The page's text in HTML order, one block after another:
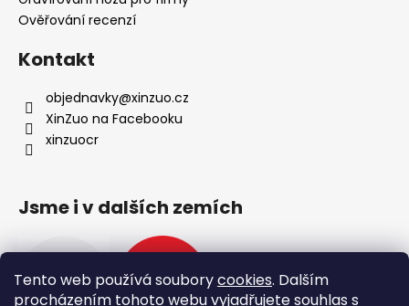
Tento web používá souborycookies. Dalším
procházením tohoto webu vyjadřujete souhlas s
Ověřování recenzí
Kontakt
objednavky@xinzuo.cz
XinZuo na Facebooku
xinzuocr
Jsme i v dalších zemích